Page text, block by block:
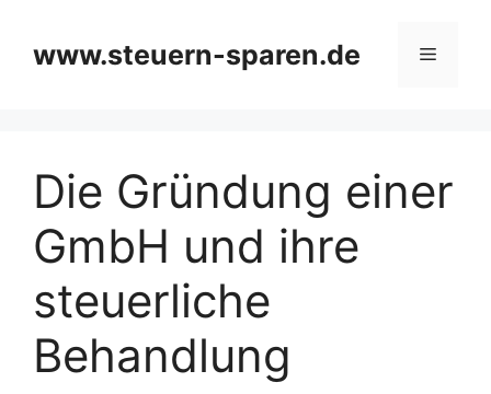
springen
www.steuern-sparen.de Menü
Die Gründung einer
GmbH und ihre
steuerliche
Behandlung